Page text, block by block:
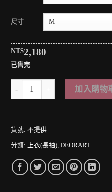
尺寸
NT$2,180
已售完
＊MINI PUNK LOLO＊日本龐
加入購物
貨號: 不提供
分類: 上衣(長袖) DEORART